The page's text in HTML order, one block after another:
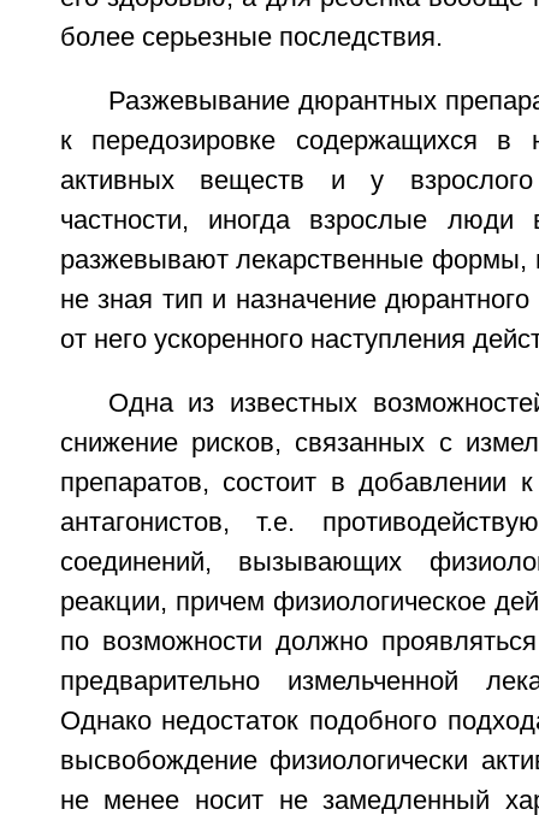
более серьезные последствия.
Разжевывание дюрантных
к передозировке содержащихся в
активных веществ и у
частности, иногда взрослые люди
разжевывают лекарственные формы,
не зная тип и назначение
от него ускоренного наступления
Одна из известных
снижение рисков, связанных с
препаратов, состоит в добавлении
антагонистов, т.е.
соединений, вызывающих
реакции, причем физиологическое
по возможности должно
предварительно измельченной
Однако недостаток подобного
высвобождение физиологически
не менее носит не замедленный